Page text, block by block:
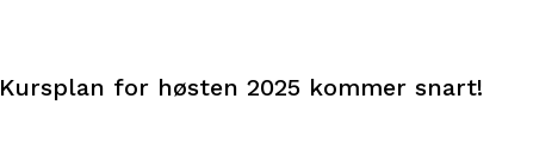
Kursplan for høsten 2025 kommer snart!